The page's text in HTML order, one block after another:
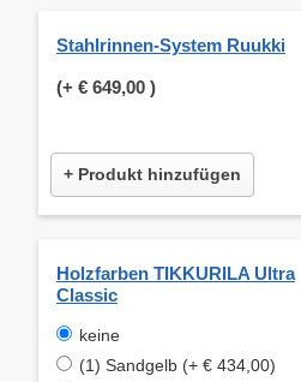
Stahlrinnen-System Ruukki
(+ € 649,00 )
+ Produkt hinzufügen
Holzfarben TIKKURILA Ultra
Classic
keine
(1) Sandgelb (+ € 434,00)